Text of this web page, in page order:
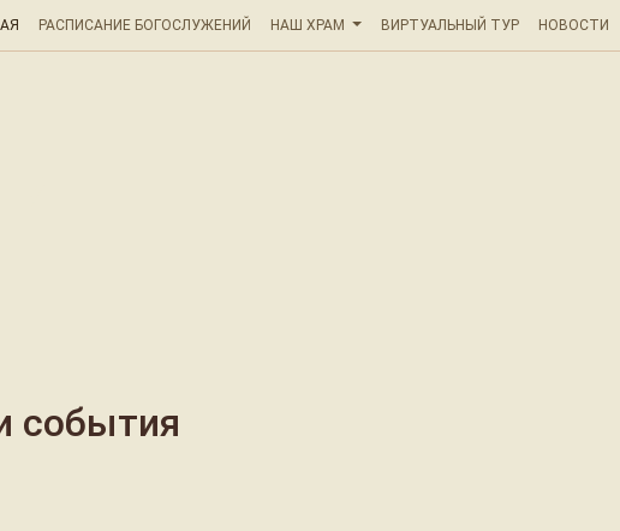
РАСПИСАНИЕ БОГОСЛУЖЕНИЙ НАШ ХРАМ ВИРТУАЛЬНЫЙ ТУР НОВОСТИ
события